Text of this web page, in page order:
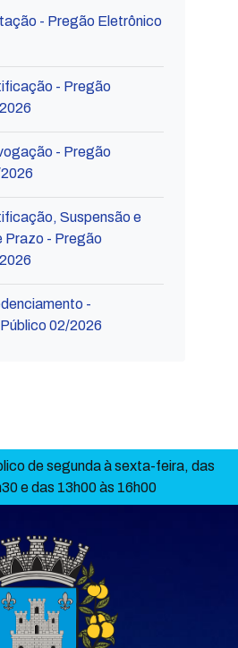
- Pregão Eletrônico
- Pregão
- Pregão
Suspensão e
Prazo - Pregão
-
02/2026
de segunda à sexta-feira, das
e das 13h00 às 16h00